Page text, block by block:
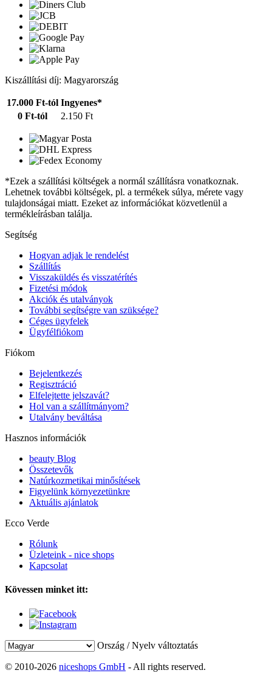
Kiszállítási díj: Magyarország
17.000 Ft-tól Ingyenes*
0 Ft-tól
2.150 Ft
*Ezek a szállítási költségek a normál szállításra vonatkoznak.
Lehetnek további költségek, pl. a termékek súlya, mérete vagy
tulajdonságai miatt. Ezeket az információkat közvetlenül a
termékleírásban találja.
Segítség
Hogyan adjak le rendelést
Szállítás
Visszaküldés és visszatérítés
Fizetési módok
Akciók és utalványok
További segítségre van szüksége?
Céges ügyfelek
Ügyfélfiókom
Fiókom
Bejelentkezés
Regisztráció
Elfelejtette jelszavát?
Hol van a szállítmányom?
Utalvány beváltása
Hasznos információk
beauty Blog
Összetevők
Natúrkozmetikai minősítések
Figyelünk környezetünkre
Aktuális ajánlatok
Ecco Verde
Rólunk
Üzleteink - nice shops
Kapcsolat
Kövessen minket itt:
Ország / Nyelv változtatás
© 2010-2026 niceshops GmbH - All rights reserved.